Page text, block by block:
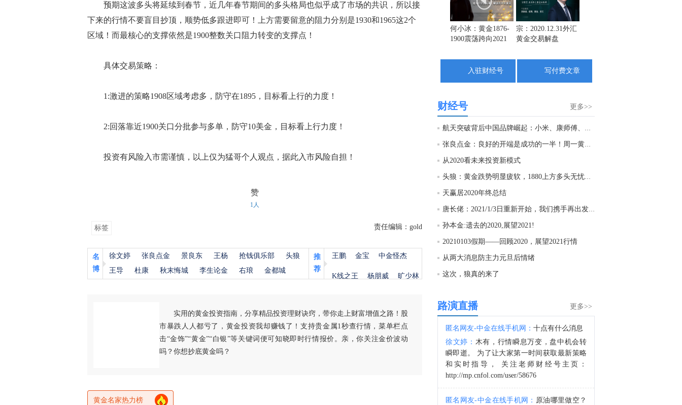
预期这波多头将延续到春节，近几年春节期间的多头格局也似乎成了市场的共识，所以接
下来的行情不要盲目抄顶，顺势低多跟进即可！上方需要留意的阻力分别是1930和1965这2个
区域！而最核心的支撑依然是1900整数关口阻力转变的支撑点！
具体交易策略：
1:激进的策略1908区域考虑多，防守在1895，目标看上行的力度！
2:回落靠近1900关口分批参与多单，防守10美金，目标看上行力度！
投资有风险入市需谨慎，以上仅为猛哥个人观点，据此入市风险自担！
赞
1人
标签 责任编辑：gold
名
博
徐文婷 张良点金 景良东 王杨 抢钱俱乐部
头狼
王导
杜康 秋末悔城 李生论金 右琅 金都城
推
荐
王鹏 金宝 中金怪杰
K线之王 杨朋威 旷少林
实用的黄金投资指南，分享精品投资理财诀窍，带你走上财富增值之路！股
市暴跌人人都亏了，黄金投资我却赚钱了！支持贵金属1秒查行情，菜单栏点
击“金饰”“黄金”“白银”等关键词便可知晓即时行情报价。亲，你关注金价波动
吗？你想抄底黄金吗？
黄金名家热力榜
19:53:27
消息人士称，4名也门政府军在胡塞武装的袭击中遇害。
18:59:01
18:58:00
以色列总理内塔尼亚胡：伊朗不攻击以色列，因为它意识到如果这样做，我们将给予它强有力的打击。
何小冰：黄金1876-
1900震荡跨向2021
宗：2020.12.31外汇
黄金交易解盘
入驻财经号 写付费文章
更多>>
财经号
航天突破背后中国品牌崛起：小米、康师傅、宁德时代们的星辰...
张良点金：良好的开端是成功的一半！周一黄金将面临方向性抉...
从2020看未来投资新模式
头狼：黄金跌势明显疲软，1880上方多头无忧，直逼2000
天赢居2020年终总结
唐长佬：2021/1/3日重新开始，我们携手再出发！
孙本金:遗去的2020,展望2021!
20210103假期——回顾2020，展望2021行情
从两大消息防主力元旦后情绪
这次，狼真的来了
更多>>
路演直播
匿名网友-中金在线手机网： 十点有什么消息
徐文婷： 木有，行情瞬息万变，盘中机会转
瞬即逝。 为了让大家第一时间获取最新策略
和实时指导， 关注老师财经号主页：
http://mp.cnfol.com/user/58676
匿名网友-中金在线手机网： 原油哪里做空？